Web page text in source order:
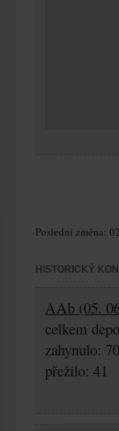
Poslední změna:
HISTORICKÝ
AAb (05.
celkem
zahynulo:
přežilo: 41